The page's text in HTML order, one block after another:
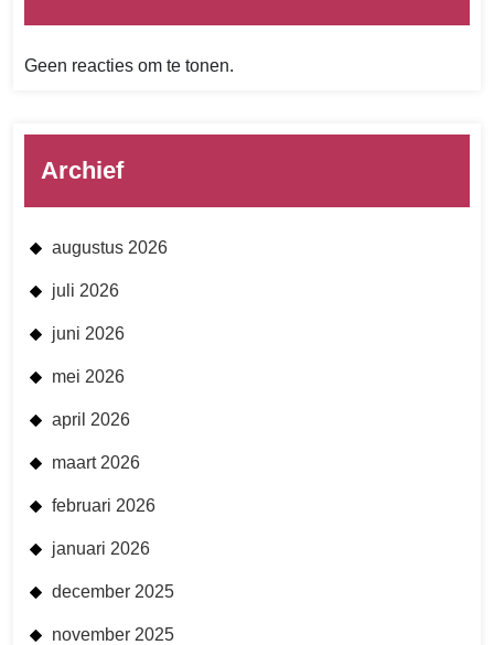
Geen reacties om te tonen.
Archief
augustus 2026
juli 2026
juni 2026
mei 2026
april 2026
maart 2026
februari 2026
januari 2026
december 2025
november 2025